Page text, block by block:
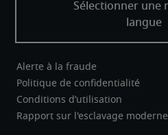
Alerte à la fraude
Politique de confidentialité
Conditions d’utilisation
Rapport sur l'esclavage moderne